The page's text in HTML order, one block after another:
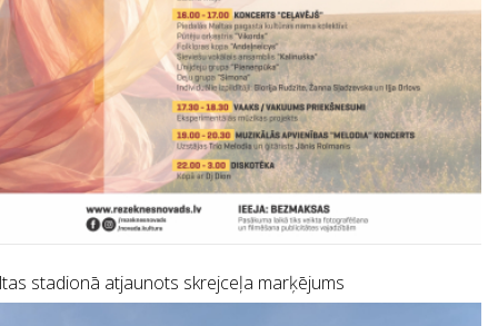
stadionā atjaunots skrejceļa marķējums